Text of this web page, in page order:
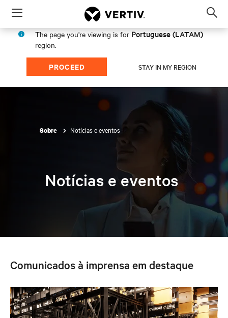
Menu
The page you're viewing is for Portuguese (LATAM)
region.
PROCEED STAY IN MY REGION
Sobre Notícias e eventos
Notícias e eventos
Comunicados à imprensa em destaque